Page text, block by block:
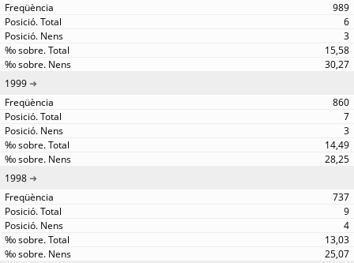
989
6
3
15,58
30,27
1999
860
7
3
14,49
28,25
1998
737
9
4
13,03
25,07